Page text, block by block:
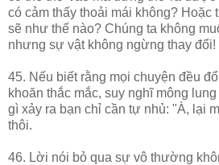
có cảm thấy thoải mái không? Hoặc
sẽ như thế nào? Chúng ta không
nhưng sự vật không ngừng thay đổi!
45. Nếu biết rằng mọi chuyện đều
khoăn thắc mắc, suy nghĩ mông
gì xảy ra bạn chỉ cần tự nhủ: "À, lại
thôi.
46. Lời nói bỏ qua sự vô thường